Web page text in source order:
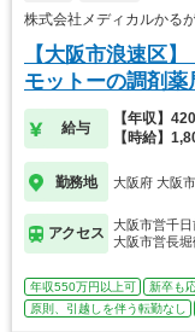
株式会社メディカルかる
【大阪市浪速区
モットーの調剤
給与
【年収】
【時給】
勤務地 大阪府 大阪
アクセス
大阪市営千
大阪市営長
年収550万円以上可 新卒も
原則、引越しを伴う転勤なし